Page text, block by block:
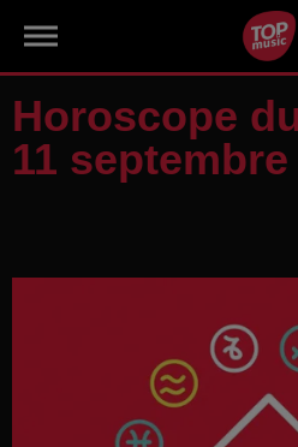
Horoscope
11 septembre